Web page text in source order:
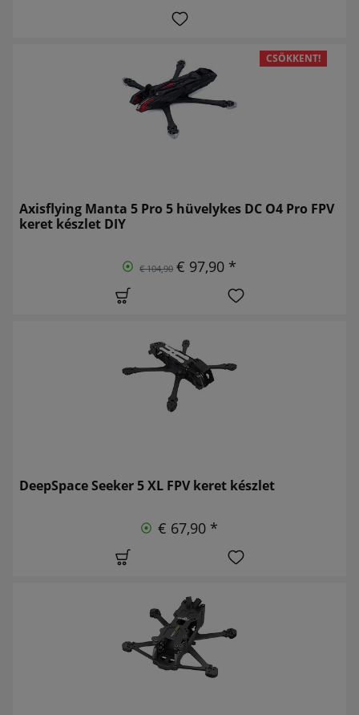
CSÖKKENT!
Axisflying Manta 5 Pro 5 hüvelykes DC O4 Pro FPV
keret készlet DIY
€ 104,90 € 97,90 *
DeepSpace Seeker 5 XL FPV keret készlet
€ 67,90 *